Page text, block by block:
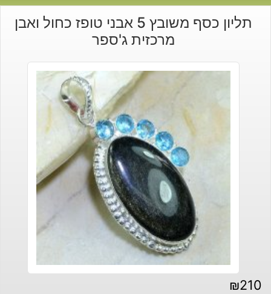
תליון כסף משובץ 5 אבני טופז כחול ואבן
מרכזית ג'ספר
₪210